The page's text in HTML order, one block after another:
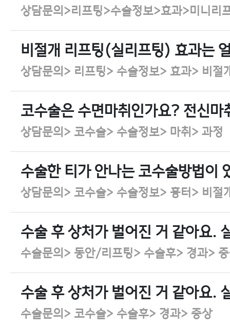
상담문의>리프팅>수술정보>효과>미니리
비절개 리프팅(실리프팅) 효과는
상담문의> 리프팅> 수술정보> 효과> 비절
코수술은 수면마취인가요? 전신마
상담문의> 코수술> 수술정보> 마취> 과정
수술한 티가 안나는 코수술방법이
상담문의> 코수술> 수술정보> 흉터> 비절
수술 후 상처가 벌어진 거 같아요.
수술문의> 동안/리프팅> 수술후> 경과>
수술 후 상처가 벌어진 거 같아요.
수술문의> 코수술> 수술후> 경과> 증상